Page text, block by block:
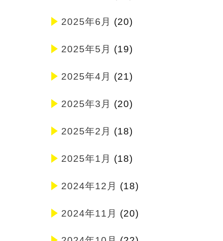
2025年6月 (20)
2025年5月 (19)
2025年4月 (21)
2025年3月 (20)
2025年2月 (18)
2025年1月 (18)
2024年12月 (18)
2024年11月 (20)